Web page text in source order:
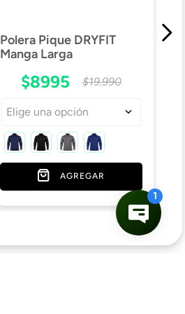
Polera Pique DRYFIT
Manga Larga
$8995 $19.990
Elige una opción
AGREGAR